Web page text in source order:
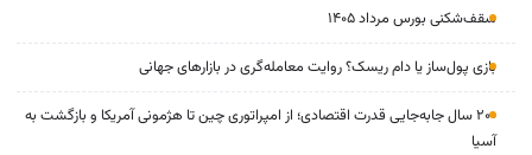
سقف‌شکنی بورس مرداد ۱۴۰۵
بازی پول‌ساز یا دام ریسک؟ روایت معامله‌گری در بازارهای جهانی
۲۰۰ سال جابه‌جایی قدرت اقتصادی؛ از امپراتوری چین تا هژمونی آمریکا و بازگشت به
آسیا